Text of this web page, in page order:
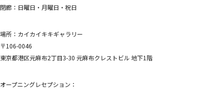
閉廊：日曜日・月曜日・祝日
場所：カイカイキキギャラリー
〒106-0046
東京都港区元麻布2丁目3-30 元麻布クレストビル 地下1階
オープニングレセプション：